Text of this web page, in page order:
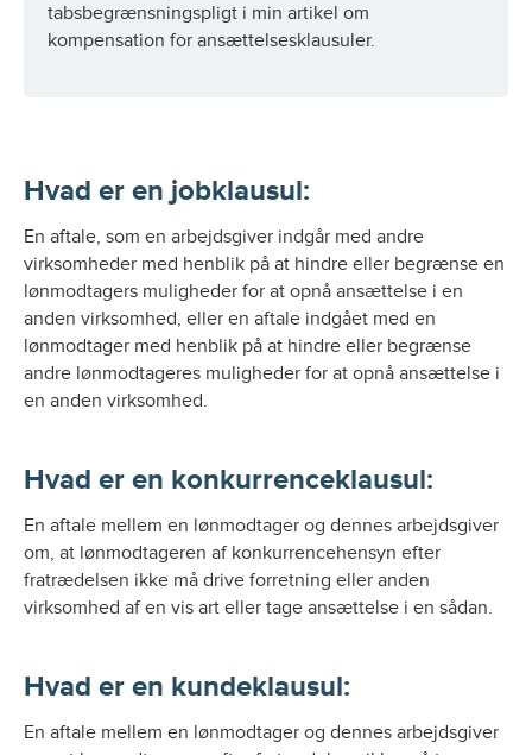
tabsbegrænsningspligt i min artikel om
kompensation for ansættelsesklausuler.
Hvad er en jobklausul:
En aftale, som en arbejdsgiver indgår med andre
virksomheder med henblik på at hindre eller begrænse en
lønmodtagers muligheder for at opnå ansættelse i en
anden virksomhed, eller en aftale indgået med en
lønmodtager med henblik på at hindre eller begrænse
andre lønmodtageres muligheder for at opnå ansættelse i
en anden virksomhed.
Hvad er en konkurrenceklausul:
En aftale mellem en lønmodtager og dennes arbejdsgiver
om, at lønmodtageren af konkurrencehensyn efter
fratrædelsen ikke må drive forretning eller anden
virksomhed af en vis art eller tage ansættelse i en sådan.
Hvad er en kundeklausul:
En aftale mellem en lønmodtager og dennes arbejdsgiver